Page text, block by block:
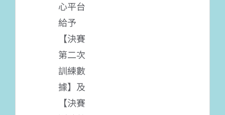
心平台
給予
【決賽
第二次
訓練數
據】及
【決賽